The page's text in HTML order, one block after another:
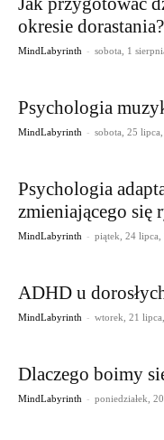
okresie dorastania?
MindLabyrinth - sobota, 1
Psychologia
MindLabyrinth - sobota, 25
Psychologia
zmieniającego się
MindLabyrinth - piątek, 24 lipca,
ADHD u
MindLabyrinth - wtorek, 21
Dlaczego boimy
MindLabyrinth - poniedziałek,